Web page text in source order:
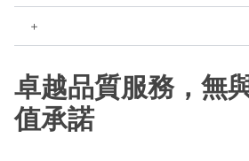
＋
卓越品質服務，無
值承諾